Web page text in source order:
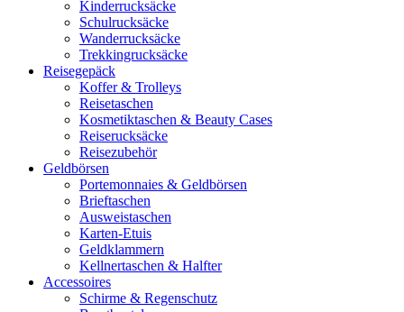
Kinderrucksäcke
Schulrucksäcke
Wanderrucksäcke
Trekkingrucksäcke
Reisegepäck
Koffer & Trolleys
Reisetaschen
Kosmetiktaschen & Beauty Cases
Reiserucksäcke
Reisezubehör
Geldbörsen
Portemonnaies & Geldbörsen
Brieftaschen
Ausweistaschen
Karten-Etuis
Geldklammern
Kellnertaschen & Halfter
Accessoires
Schirme & Regenschutz